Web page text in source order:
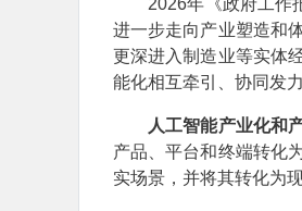
2026年《政府工作报
进一步走向产业塑造和
更深进入制造业等实体
能化相互牵引、协同发
人工智能产业化和
产品、平台和终端转化
实场景，并将其转化为